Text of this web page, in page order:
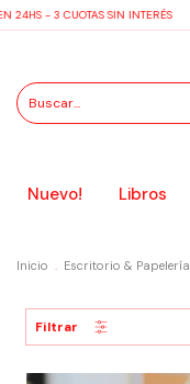
- 3 CUOTAS SIN INTERÉS
Nuevo! Libros
Inicio . Escritorio & Papelería
Filtrar